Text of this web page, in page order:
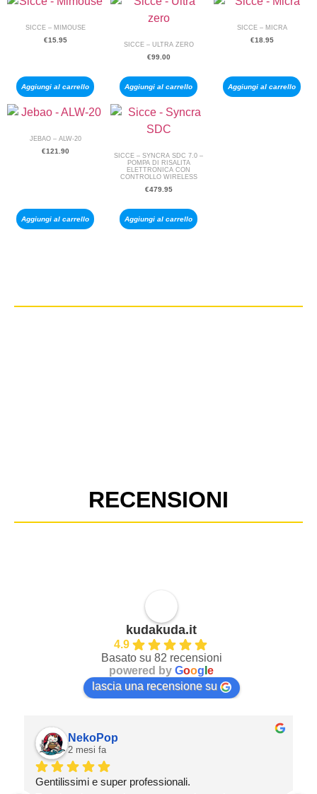
SICCE – MIMOUSE
€15.95
Aggiungi al carrello
SICCE – ULTRA ZERO
€99.00
Aggiungi al carrello
SICCE – MICRA
€18.95
Aggiungi al carrello
JEBAO – ALW-20
€121.90
Aggiungi al carrello
SICCE – SYNCRA SDC 7.0 –
POMPA DI RISALITA
ELETTRONICA CON
CONTROLLO WIRELESS
€479.95
Aggiungi al carrello
RECENSIONI
kudakuda.it
4.9
Basato su 82 recensioni
powered by Goog e
lascia una recensione su
NekoPop
2 mesi fa
Gentilissimi e super professionali.